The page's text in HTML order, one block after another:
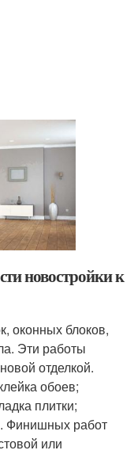
новостройки к
оконных блоков,
Эти работы
отделкой.
обоев;
плитки;
Финишных работ
или